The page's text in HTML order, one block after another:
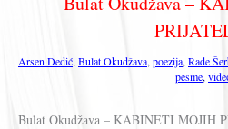
Arsen Dedić, Bulat Okudžava, poezija, Rade
pesme,
Bulat Okudžava – KABINETI MOJIH